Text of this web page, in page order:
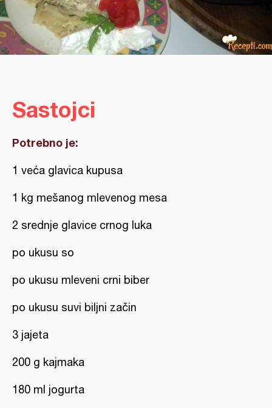
Sastojci
Potrebno je:
1 veća glavica kupusa
1 kg mešanog mlevenog mesa
2 srednje glavice crnog luka
po ukusu so
po ukusu mleveni crni biber
po ukusu suvi biljni začin
3 jajeta
200 g kajmaka
180 ml jogurta